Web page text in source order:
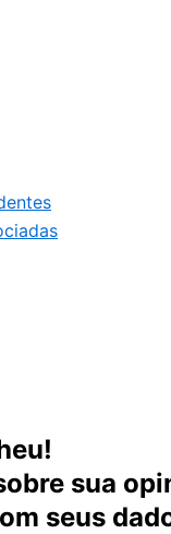
sua
seus